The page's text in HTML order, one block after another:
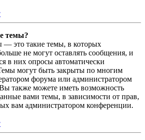
темы?
— это такие темы, в которых
не могут оставлять сообщения, и
в них опросы автоматически
могут быть закрыты по многим
форума или администратором
также можете иметь возможность
вами темы, в зависимости от прав,
вам администратором конференции.